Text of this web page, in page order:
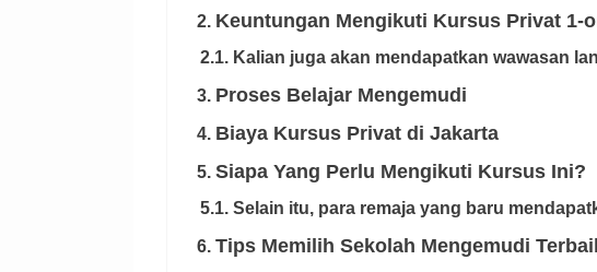
2. Keuntungan Mengikuti Kursus Privat 1-
2.1. Kalian juga akan mendapatkan wawasan
3. Proses Belajar Mengemudi
4. Biaya Kursus Privat di Jakarta
5. Siapa Yang Perlu Mengikuti Kursus Ini?
5.1. Selain itu, para remaja yang baru
6. Tips Memilih Sekolah Mengemudi